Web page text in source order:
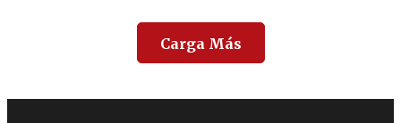
Carga Más